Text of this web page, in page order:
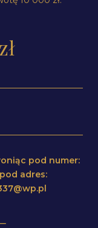
zł
pod numer:
adres: